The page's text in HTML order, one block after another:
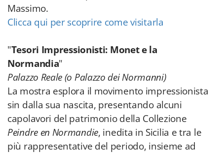
Massimo.
Clicca qui per scoprire come visitarla
"Tesori Impressionisti: Monet e la
Normandia"
Palazzo Reale (o Palazzo dei Normanni)
La mostra esplora il movimento impressionista
sin dalla sua nascita, presentando alcuni
capolavori del patrimonio della Collezione
Peindre en Normandie, inedita in Sicilia e tra le
più rappresentative del periodo, insieme ad